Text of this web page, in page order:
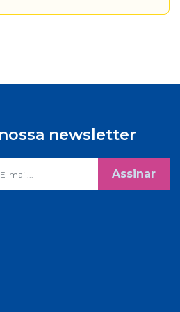
newsletter
Assinar